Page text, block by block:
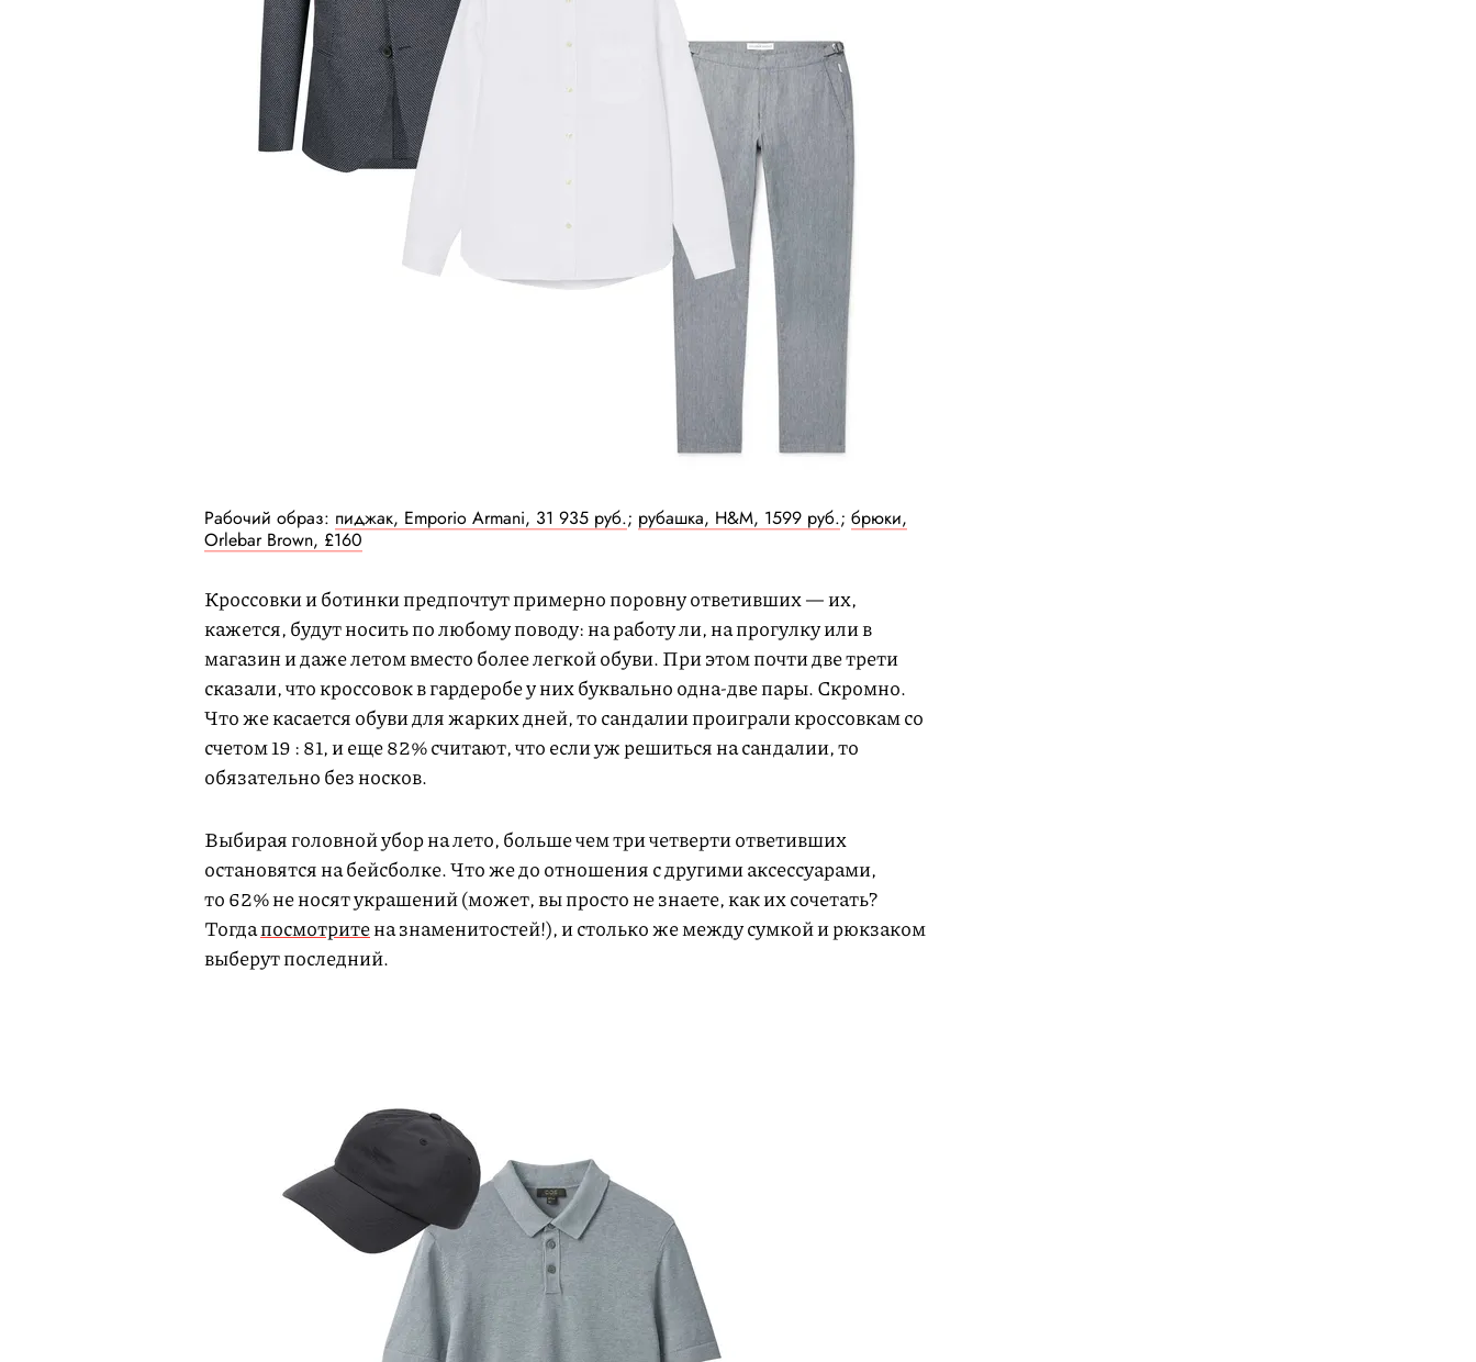
Рабочий образ: пиджак, Emporio Armani, 31 935 руб.; рубашка, H&M, 1599 руб.; брюки,
Orlebar Brown, £160
Кроссовки и ботинки предпочтут примерно поровну ответивших — их,
кажется, будут носить по любому поводу: на работу ли, на прогулку или в
магазин и даже летом вместо более легкой обуви. При этом почти две трети
сказали, что кроссовок в гардеробе у них буквально одна-две пары. Скромно.
Что же касается обуви для жарких дней, то сандалии проиграли кроссовкам со
счетом 19 : 81, и еще 82% считают, что если уж решиться на сандалии, то
обязательно без носков.
Выбирая головной убор на лето, больше чем три четверти ответивших
остановятся на бейсболке. Что же до отношения с другими аксессуарами,
то 62% не носят украшений (может, вы просто не знаете, как их сочетать?
Тогдапосмотритена знаменитостей!), и столько же между сумкой и рюкзаком
выберут последний.